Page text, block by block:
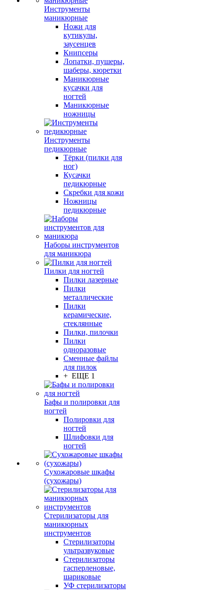
Инструменты
маникюрные
Ножи для
кутикулы,
заусенцев
Книпсеры
Лопатки, пушеры,
шаберы, кюретки
Маникюрные
кусачки для
ногтей
Маникюрные
ножницы
Инструменты
педикюрные
Тёрки (пилки для
ног)
Кусачки
педикюрные
Скребки для кожи
Ножницы
педикюрные
Наборы инструментов
для маникюра
Пилки для ногтей
Пилки лазерные
Пилки
металлические
Пилки
керамические,
стеклянные
Пилки, пилочки
Пилки
одноразовые
Сменные файлы
для пилок
+ ЕЩЕ 1
Бафы и полировки для
ногтей
Полировки для
ногтей
Шлифовки для
ногтей
Сухожаровые шкафы
(сухожары)
Стерилизаторы для
маникюрных
инструментов
Стерилизаторы
ультразвуковые
Стерилизаторы
гасперленовые,
шариковые
УФ стерилизаторы